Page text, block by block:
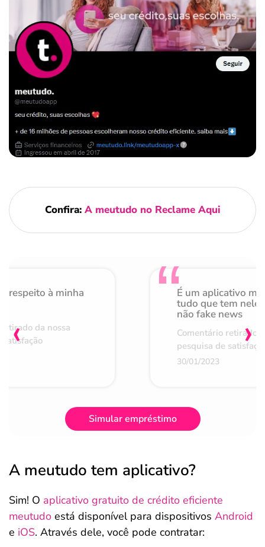
Confira: A meutudo no Reclame Aqui
respeito à minha
da nossa
É um aplicativo
tudo que tem nele
não fake news
Comentário retirado
pesquisa de
30/01/2023
‹ ›
Simular empréstimo
A meutudo tem aplicativo?
Sim! O aplicativo gratuito de crédito eficiente
meutudo está disponível para dispositivos Android
e iOS. Através dele, você pode contratar: